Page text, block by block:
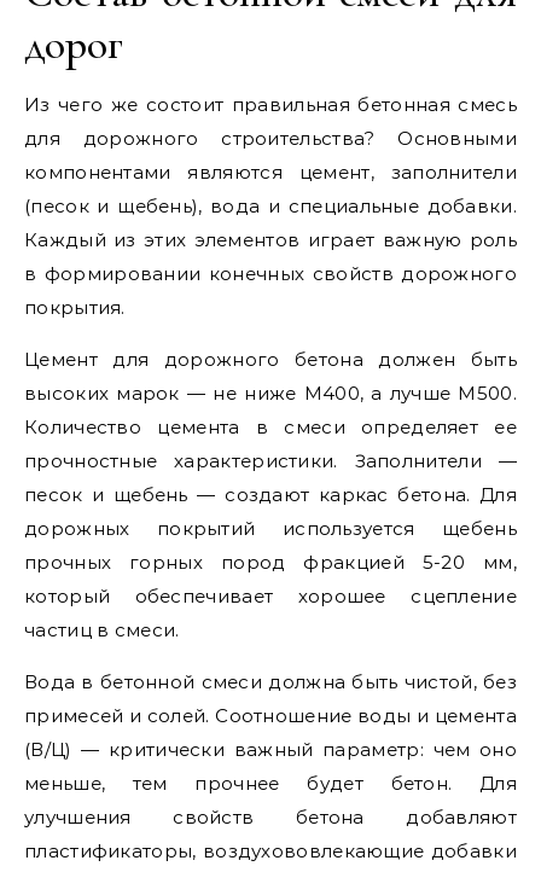
дорог
Из чего же состоит правильная бетонная смесь
для дорожного строительства? Основными
компонентами являются цемент, заполнители
(песок и щебень), вода и специальные добавки.
Каждый из этих элементов играет важную роль
в формировании конечных свойств дорожного
покрытия.
Цемент для дорожного бетона должен быть
высоких марок — не ниже М400, а лучше М500.
Количество цемента в смеси определяет ее
прочностные характеристики. Заполнители —
песок и щебень — создают каркас бетона. Для
дорожных покрытий используется щебень
прочных горных пород фракцией 5-20 мм,
который обеспечивает хорошее сцепление
частиц в смеси.
Вода в бетонной смеси должна быть чистой, без
примесей и солей. Соотношение воды и цемента
(В/Ц) — критически важный параметр: чем оно
меньше, тем прочнее будет бетон. Для
улучшения свойств бетона добавляют
пластификаторы, воздухововлекающие добавки